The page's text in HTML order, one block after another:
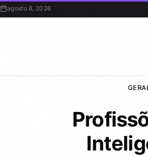
agosto 8, 2026